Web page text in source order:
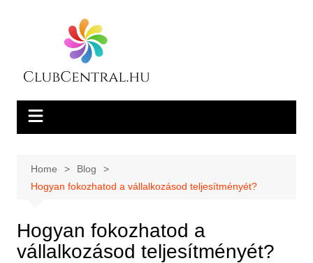
Home
Blog
Hogyan fokozhatod a vállalkozásod teljesítményét?
Hogyan fokozhatod a
vállalkozásod teljesítményét?